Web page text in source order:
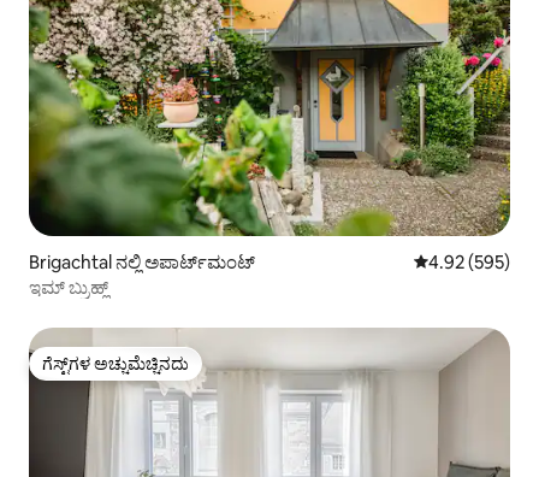
Brigachtal ನಲ್ಲಿ ಅಪಾರ್ಟ್‌ಮಂಟ್ 5 ರಲ್ಲಿ 4.92
4.92 (595)
ಇಮ್ ಬ್ರುಹ್ಲ್
ಗೆಸ್ಟ್‌ಗಳ ಅಚ್ಚುಮೆಚ್ಚಿನದು
ಗೆಸ್ಟ್‌ಗಳ ಅಚ್ಚುಮೆಚ್ಚಿನದು